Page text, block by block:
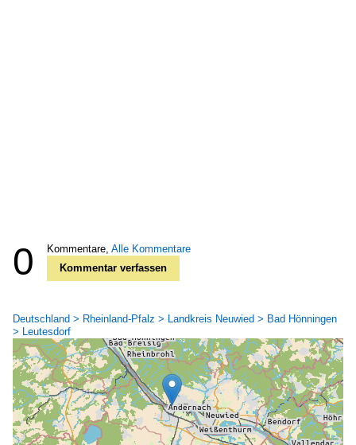
0 Kommentare, Alle Kommentare
Kommentar verfassen
Deutschland > Rheinland-Pfalz > Landkreis Neuwied > Bad Hönningen
> Leutesdorf